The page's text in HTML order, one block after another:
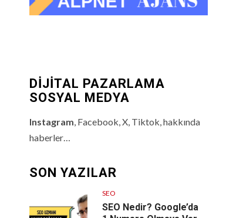
DİJİTAL PAZARLAMA
SOSYAL MEDYA
Instagram , Facebook, X, Tiktok, hakkında
haberler…
SON YAZILAR
SEO
SEO Nedir? Google’da